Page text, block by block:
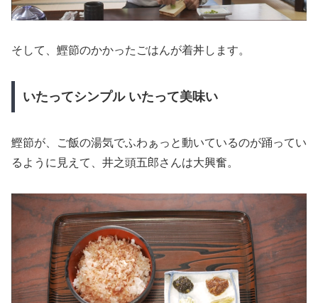
そして、鰹節のかかったごはんが着丼します。
いたってシンプル いたって美味い
鰹節が、ご飯の湯気でふわぁっと動いているのが踊ってい
るように見えて、井之頭五郎さんは大興奮。